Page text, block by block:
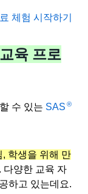
체험 시작하기
육 프로
수 있는 SAS ®
학생을 위해 만
다양한 교육 자
하고 있는데요.